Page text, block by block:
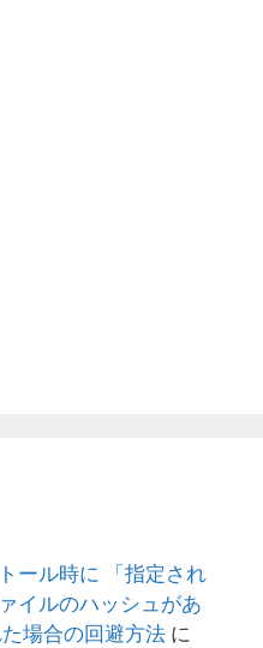
ール時に 「指定され
イルのハッシュがあ
場合の回避方法 に